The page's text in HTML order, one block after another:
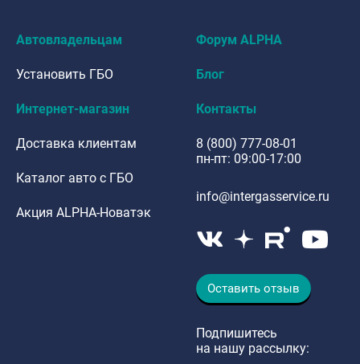
Автовладельцам
Установить ГБО
Интернет-магазин
Доставка клиентам
Каталог авто с ГБО
Акция ALPHA-Новатэк
Форум ALPHA
Блог
Контакты
8 (800) 777-08-01
пн-пт: 09:00-17:00
info@intergasservice.ru
Оставить отзыв
Подпишитесь
на нашу рассылку: